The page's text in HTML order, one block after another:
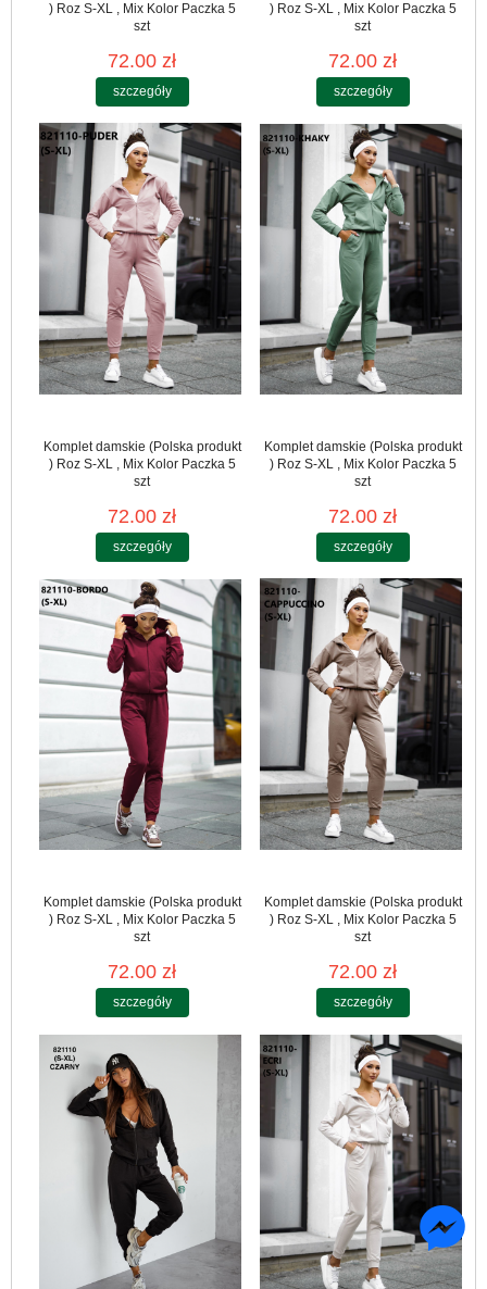
) Roz S-XL , Mix Kolor Paczka 5
szt
72.00 zł
szczegóły
) Roz S-XL , Mix Kolor Paczka 5
szt
72.00 zł
szczegóły
Komplet damskie (Polska produkt
) Roz S-XL , Mix Kolor Paczka 5
szt
72.00 zł
szczegóły
Komplet damskie (Polska produkt
) Roz S-XL , Mix Kolor Paczka 5
szt
72.00 zł
szczegóły
Komplet damskie (Polska produkt
) Roz S-XL , Mix Kolor Paczka 5
szt
72.00 zł
szczegóły
Komplet damskie (Polska produkt
) Roz S-XL , Mix Kolor Paczka 5
szt
72.00 zł
szczegóły